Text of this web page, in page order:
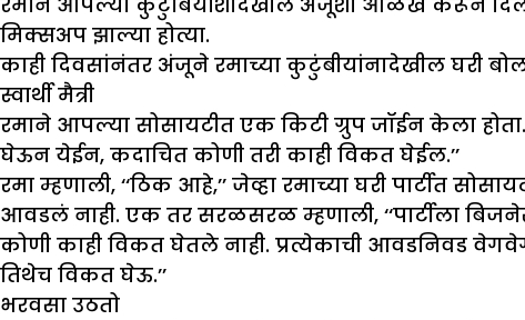
मिक्सअप झाल्या होत्या.
काही दिवसांनंतर अंजूने रमाच्या कुटुंबीयांनादेखील
स्वार्थी मैत्री
रमाने आपल्या सोसायटीत एक किटी ग्रुप जॉईन केला
घेऊन येईन, कदाचित कोणी तरी काही विकत घेईल.’’
रमा म्हणाली, ‘‘ठिक आहे,’’ जेव्हा रमाच्या घरी पार्टीत
आवडलं नाही. एक तर सरळसरळ म्हणाली, ‘‘पार्टीला
कोणी काही विकत घेतले नाही. प्रत्येकाची आवडनिवड
तिथेच विकत घेऊ.’’
भरवसा उठतो